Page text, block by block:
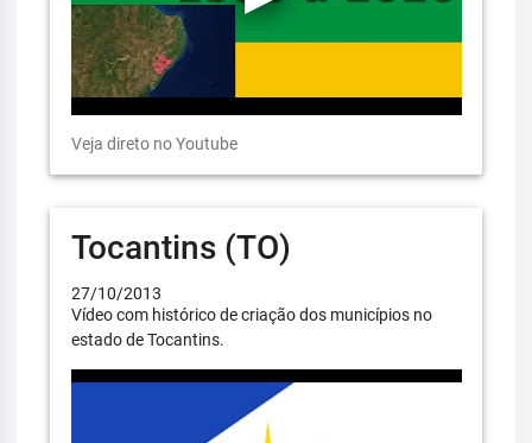
Veja direto no Youtube
Tocantins (TO)
27/10/2013
Vídeo com histórico de criação dos municípios no
estado de Tocantins.